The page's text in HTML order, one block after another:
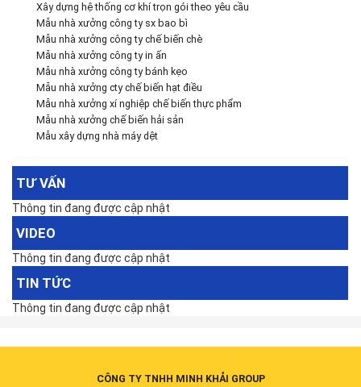
Xây dựng hệ thống cơ khí trọn gói theo yêu cầu
Mẫu nhà xưởng công ty sx bao bì
Mẫu nhà xưởng công ty chế biến chè
Mẫu nhà xưởng công ty in ấn
Mẫu nhà xưởng công ty bánh kẹo
Mẫu nhà xưởng cty chế biến hạt điều
Mẫu nhà xưởng xí nghiệp chế biến thực phẩm
Mẫu nhà xưởng chế biến hải sản
Mẫu xây dựng nhà máy dệt
TƯ VẤN
Thông tin đang được cập nhật
VIDEO
Thông tin đang được cập nhật
TIN TỨC
Thông tin đang được cập nhật
CÔNG TY TNHH MINH KHẢI GROUP